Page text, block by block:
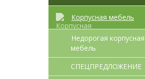
Корпусная мебель
Недорогая корпусная
мебель
СПЕЦПРЕДЛОЖЕНИЕ